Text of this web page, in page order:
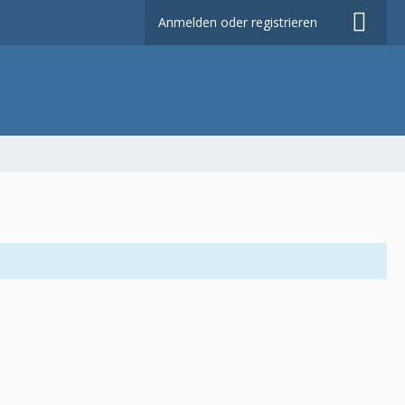
Anmelden oder registrieren